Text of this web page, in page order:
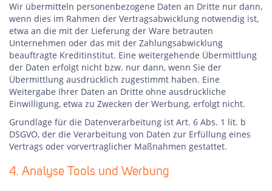
Wir übermitteln personenbezogene Daten an Dritte nur dann,
wenn dies im Rahmen der Vertragsabwicklung notwendig ist,
etwa an die mit der Lieferung der Ware betrauten
Unternehmen oder das mit der Zahlungsabwicklung
beauftragte Kreditinstitut. Eine weitergehende Übermittlung
der Daten erfolgt nicht bzw. nur dann, wenn Sie der
Übermittlung ausdrücklich zugestimmt haben. Eine
Weitergabe Ihrer Daten an Dritte ohne ausdrückliche
Einwilligung, etwa zu Zwecken der Werbung, erfolgt nicht.
Grundlage für die Datenverarbeitung ist Art. 6 Abs. 1 lit. b
DSGVO, der die Verarbeitung von Daten zur Erfüllung eines
Vertrags oder vorvertraglicher Maßnahmen gestattet.
4. Analyse Tools und Werbung